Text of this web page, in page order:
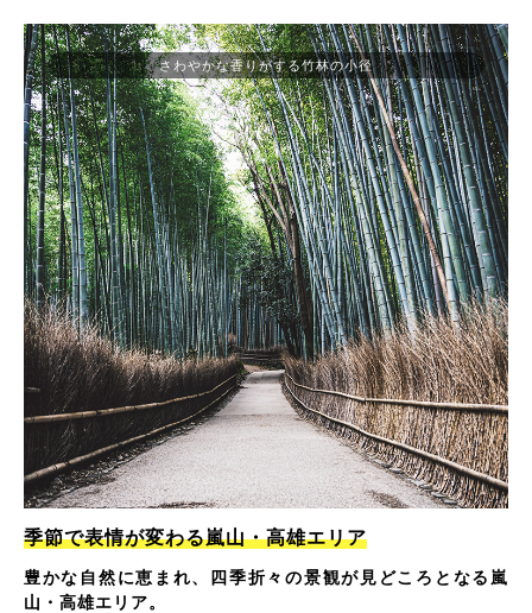
さわやかな香りがする竹林の小径
季節で表情が変わる嵐山・高雄エリア
豊かな自然に恵まれ、四季折々の景観が見どころとなる嵐
山・高雄エリア。